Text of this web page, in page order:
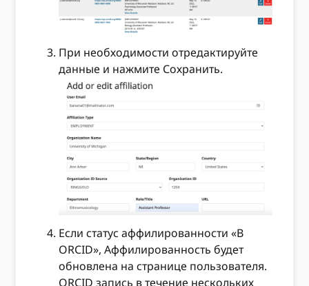
При необходимости отредактируйте
данные и нажмите Сохранить.
Если статус аффилированности «В
ORCID», Аффилированность будет
обновлена ​​на странице пользователя.
ORCID запись в течение нескольких